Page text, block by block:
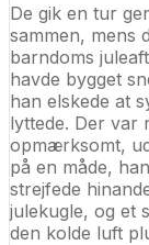
De gik en tur
sammen, mens
barndoms
havde bygget
han elskede at
lyttede. Der var
opmærksomt,
på en måde,
strejfede
julekugle, og et
den kolde luft